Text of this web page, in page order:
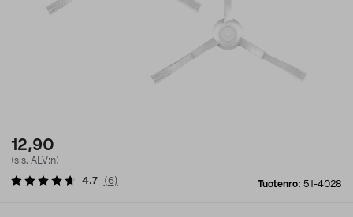
12,90
(sis. ALV:n)
Tuotenro: 51-4028
4.7 (6)